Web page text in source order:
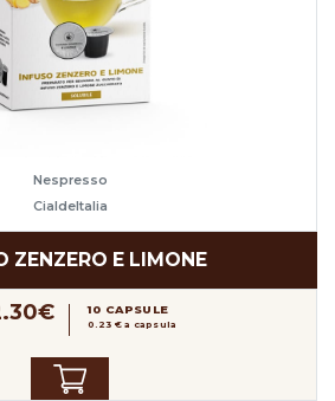
Nespresso
CialdeItalia
ZENZERO E LIMONE
10 CAPSULE
0.23 € a capsula